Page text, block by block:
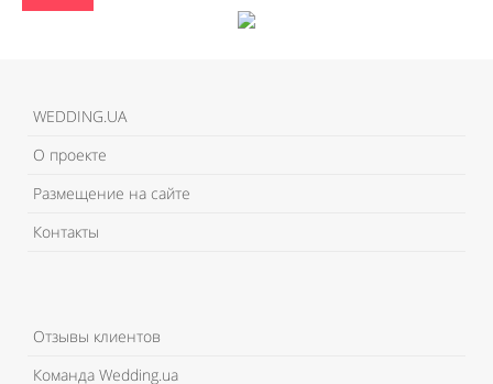
WEDDING.UA
О проекте
Размещение на сайте
Контакты
Отзывы клиентов
Команда Wedding.ua